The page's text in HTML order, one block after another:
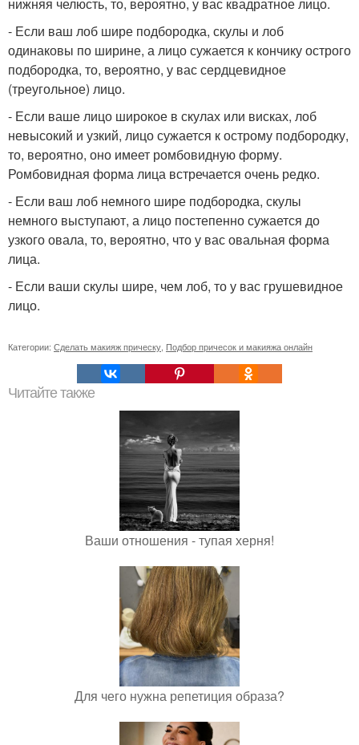
- Если ваш лоб шире подбородка, скулы и лоб
одинаковы по ширине, а лицо сужается к кончику острого
подбородка, то, вероятно, у вас сердцевидное
(треугольное) лицо.
- Если ваше лицо широкое в скулах или висках, лоб
невысокий и узкий, лицо сужается к острому подбородку,
то, вероятно, оно имеет ромбовидную форму.
Ромбовидная форма лица встречается очень редко.
- Если ваш лоб немного шире подбородка, скулы
немного выступают, а лицо постепенно сужается до
узкого овала, то, вероятно, что у вас овальная форма
лица.
- Если ваши скулы шире, чем лоб, то у вас грушевидное
лицо.
Категории: Сделать макияж прическу Подбор причесок и макияжа онлайн
Читайте также
Ваши отношения - тупая херня!
Для чего нужна репетиция образа?